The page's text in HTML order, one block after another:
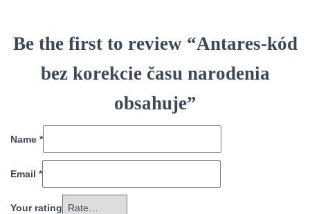
Be the first to review “Antares-kód
bez korekcie času narodenia
obsahuje”
Name *
Email *
Your rating